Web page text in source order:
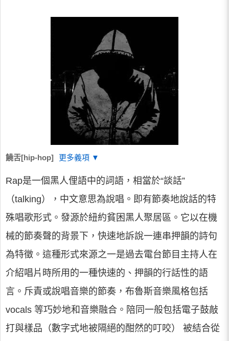
饒舌[hip-hop] 更多義項 ▼
Rap是一個黑人俚語中的詞語，相當於“談話”
（talking），中文意思為說唱。即有節奏地說話的特
殊唱歌形式。發源於紐約貧困黑人聚居區。它以在機
械的節奏聲的背景下，快速地訴說一連串押韻的詩句
為特徵。這種形式來源之一是過去電台節目主持人在
介紹唱片時所用的一種快速的、押韻的行話性的語
言。斥責或說唱音樂的節奏，布魯斯音樂風格包括
vocals 等巧妙地和音樂融合。陪同一般包括電子鼓敲
打與樣品（數字式地被隔絕的酣然的叮咬） 被結合從